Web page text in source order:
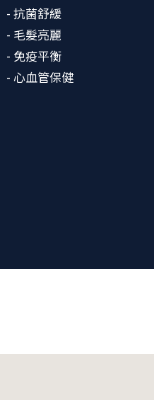
- 抗菌舒緩
- 毛髮亮麗
- 免疫平衡
- 心血管保健